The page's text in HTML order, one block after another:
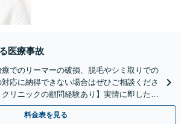
医療事故
療でのリーマーの破損、脱毛やシミ取りでの
応に納得できない場合はぜひご相談くださ
リニックの顧問経験あり】実情に即したア
トラブルの解決を目指します。
料金表を見る